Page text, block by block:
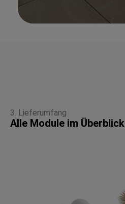
3. Lieferumfang
Alle Module im Überblick